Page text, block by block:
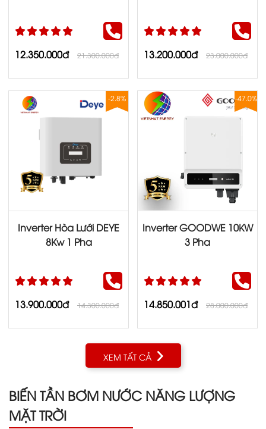
12.350.000đ 21.300.000đ 13.200.000đ 23.000.000đ
-2.8%
Inverter Hòa Lưới DEYE
8Kw 1 Pha
13.900.000đ 14.300.000đ
-47.0%
Inverter GOODWE 10KW
3 Pha
14.850.001đ 28.000.000đ
XEM TẤT CẢ
BIẾN TẦN BƠM NƯỚC NĂNG LƯỢNG
MẶT TRỜI